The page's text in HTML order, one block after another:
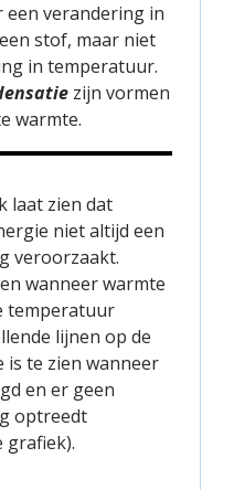
een verandering in
stof, maar niet
in temperatuur.
zijn vormen
warmte.
laat zien dat
niet altijd een
veroorzaakt.
wanneer warmte
temperatuur
lijnen op de
is te zien wanneer
en er geen
optreedt
grafiek).